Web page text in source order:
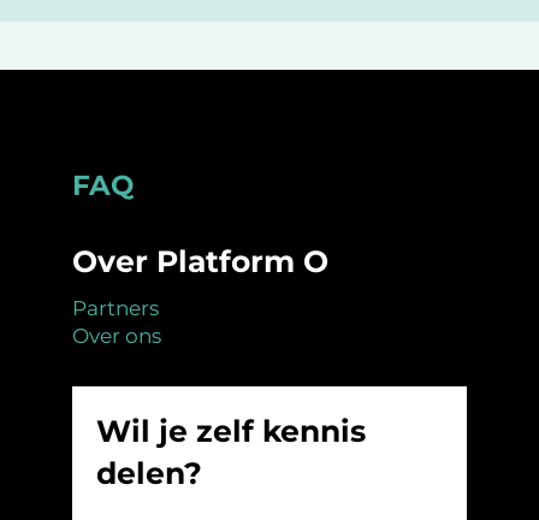
Footer
FAQ
Over Platform O
Partners
Over ons
Wil je zelf kennis
delen?